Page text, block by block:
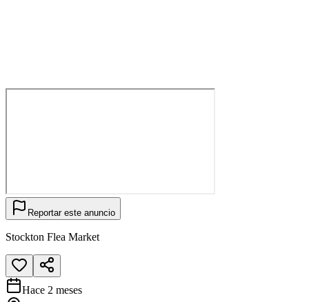
Reportar este anuncio
Stockton Flea Market
Hace 2 meses